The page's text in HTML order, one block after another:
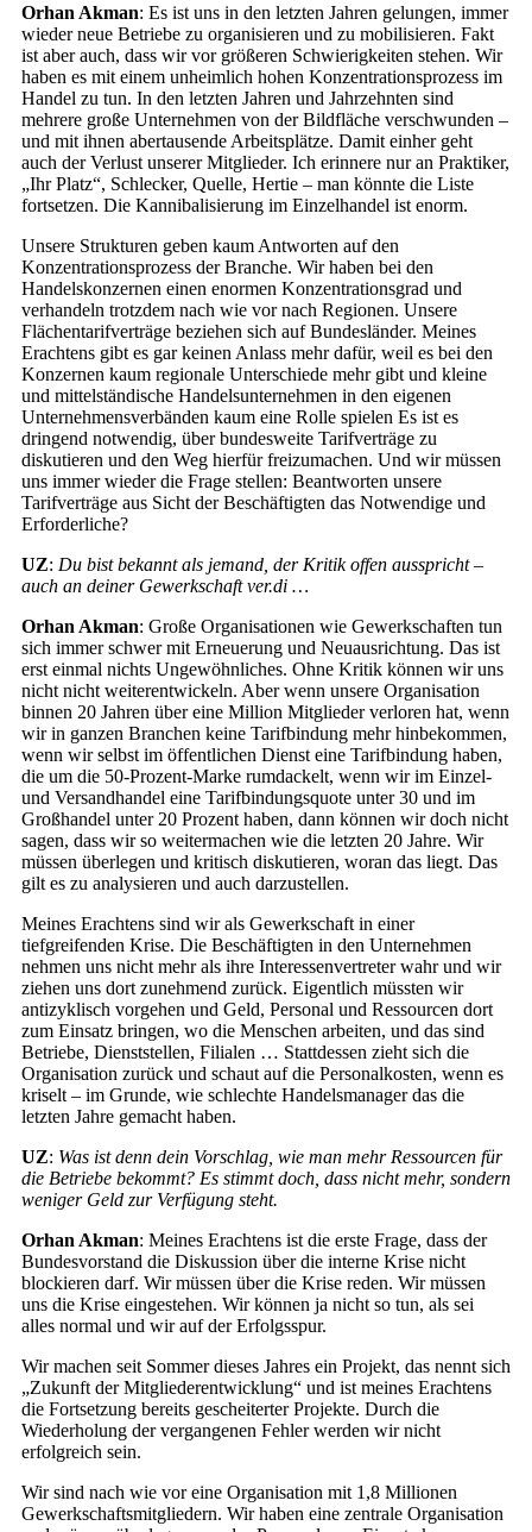
Orhan Akman: Es ist uns in den letzten Jahren gelungen, immer
wieder neue Betriebe zu organisieren und zu mobilisieren. Fakt
ist aber auch, dass wir vor größeren Schwierigkeiten stehen. Wir
haben es mit einem unheimlich hohen Konzentrationsprozess im
Handel zu tun. In den letzten Jahren und Jahrzehnten sind
mehrere große Unternehmen von der Bildfläche verschwunden –
und mit ihnen abertausende Arbeitsplätze. Damit einher geht
auch der Verlust unserer Mitglieder. Ich erinnere nur an Praktiker,
„Ihr Platz“, Schlecker, Quelle, Hertie – man könnte die Liste
fortsetzen. Die Kannibalisierung im Einzelhandel ist enorm.
Unsere Strukturen geben kaum Antworten auf den
Konzentrationsprozess der Branche. Wir haben bei den
Handelskonzernen einen enormen Konzentrationsgrad und
verhandeln trotzdem nach wie vor nach Regionen. Unsere
Flächentarifverträge beziehen sich auf Bundesländer. Meines
Erachtens gibt es gar keinen Anlass mehr dafür, weil es bei den
Konzernen kaum regionale Unterschiede mehr gibt und kleine
und mittelständische Handelsunternehmen in den eigenen
Unternehmensverbänden kaum eine Rolle spielen Es ist es
dringend notwendig, über bundesweite Tarifverträge zu
diskutieren und den Weg hierfür freizumachen. Und wir müssen
uns immer wieder die Frage stellen: Beantworten unsere
Tarifverträge aus Sicht der Beschäftigten das Notwendige und
Erforderliche?
UZ: Du bist bekannt als jemand, der Kritik offen ausspricht –
auch an deiner Gewerkschaft ver.di …
Orhan Akman: Große Organisationen wie Gewerkschaften tun
sich immer schwer mit Erneuerung und Neuausrichtung. Das ist
erst einmal nichts Ungewöhnliches. Ohne Kritik können wir uns
nicht nicht weiterentwickeln. Aber wenn unsere Organisation
binnen 20 Jahren über eine Million Mitglieder verloren hat, wenn
wir in ganzen Branchen keine Tarifbindung mehr hinbekommen,
wenn wir selbst im öffentlichen Dienst eine Tarifbindung haben,
die um die 50-Prozent-Marke rumdackelt, wenn wir im Einzel-
und Versandhandel eine Tarifbindungsquote unter 30 und im
Großhandel unter 20 Prozent haben, dann können wir doch nicht
sagen, dass wir so weitermachen wie die letzten 20 Jahre. Wir
müssen überlegen und kritisch diskutieren, woran das liegt. Das
gilt es zu analysieren und auch darzustellen.
Meines Erachtens sind wir als Gewerkschaft in einer
tiefgreifenden Krise. Die Beschäftigten in den Unternehmen
nehmen uns nicht mehr als ihre Interessenvertreter wahr und wir
ziehen uns dort zunehmend zurück. Eigentlich müssten wir
antizyklisch vorgehen und Geld, Personal und Ressourcen dort
zum Einsatz bringen, wo die Menschen arbeiten, und das sind
Betriebe, Dienststellen, Filialen … Stattdessen zieht sich die
Organisation zurück und schaut auf die Personalkosten, wenn es
kriselt – im Grunde, wie schlechte Handelsmanager das die
letzten Jahre gemacht haben.
UZ: Was ist denn dein Vorschlag, wie man mehr Ressourcen für
die Betriebe bekommt? Es stimmt doch, dass nicht mehr, sondern
weniger Geld zur Verfügung steht.
Orhan Akman: Meines Erachtens ist die erste Frage, dass der
Bundesvorstand die Diskussion über die interne Krise nicht
blockieren darf. Wir müssen über die Krise reden. Wir müssen
uns die Krise eingestehen. Wir können ja nicht so tun, als sei
alles normal und wir auf der Erfolgsspur.
Wir machen seit Sommer dieses Jahres ein Projekt, das nennt sich
„Zukunft der Mitgliederentwicklung“ und ist meines Erachtens
die Fortsetzung bereits gescheiterter Projekte. Durch die
Wiederholung der vergangenen Fehler werden wir nicht
erfolgreich sein.
Wir sind nach wie vor eine Organisation mit 1,8 Millionen
Gewerkschaftsmitgliedern. Wir haben eine zentrale Organisation